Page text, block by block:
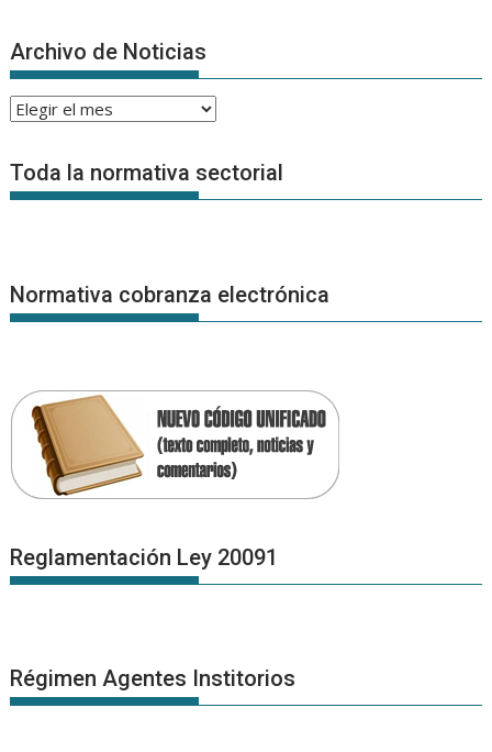
Archivo de Noticias
Archivo
Noticias
Toda la normativa sectorial
Normativa cobranza electrónica
Reglamentación Ley 20091
Régimen Agentes Institorios